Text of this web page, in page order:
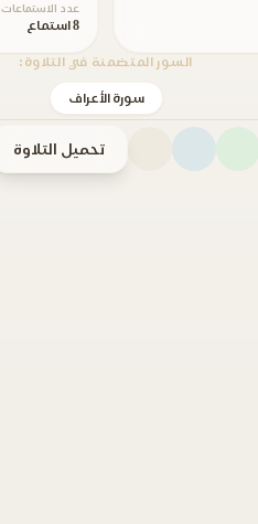
عدد الاستماعات
8 استماع
السور المتضمنة في التلاوة:
سورة الأعراف
تحميل التلاوة